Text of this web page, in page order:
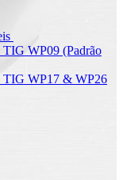
TIG WP09 (Padrão
TIG WP17 & WP26